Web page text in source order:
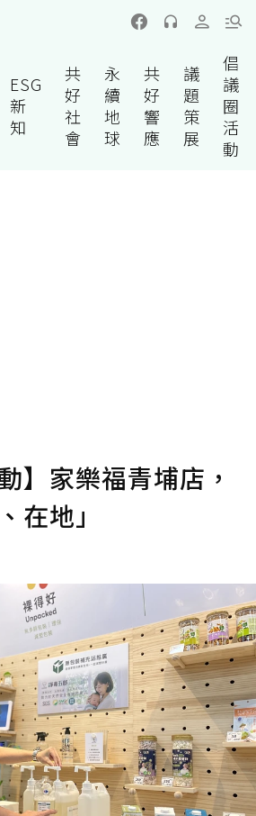
ESG
新
知
共
好
社
會
永
續
地
球
共
好
響
應
議
題
策
展
倡
議
圈
活
動
】家樂福青埔店，
在地」